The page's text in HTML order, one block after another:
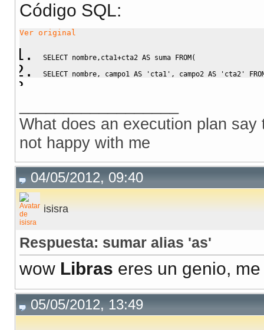
Código SQL:
Ver original
SELECT nombre , cta1+cta2 AS suma FROM(
SELECT nombre , campo1 AS 'cta1' , campo2 AS 'cta2'
What does an execution plan
not happy with me
04/05/2012, 09:40
isisra
Respuesta: sumar alias 'as'
wow Libras eres un genio,
05/05/2012, 13:49